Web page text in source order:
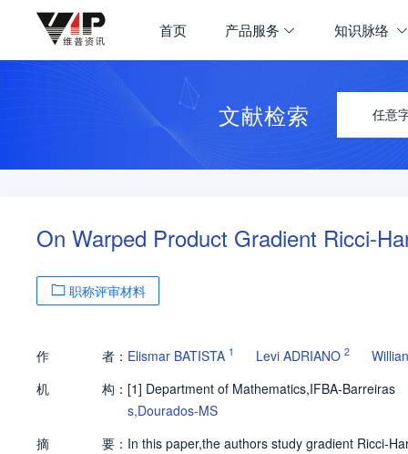
首页 产品服务 知识脉络
文献检索 任意
On Warped Product Gradient Ricci-
职称评审材料
作 者： Elismar BATISTA 1 Levi ADRIANO 2
机
构： [1] Department of Mathematics,IFBA-Barreiras
s,Dourados-MS
摘
要： In this paper,the authors study gradient Ricci-